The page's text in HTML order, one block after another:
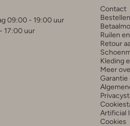
09:00 - 19:00 uur
17:00 uur
Contact
Ruilen
Retour
Kleding
Meer
Garantie
Artificial
Cookies